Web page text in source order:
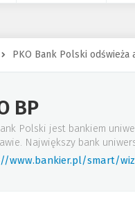
PKO Bank Polski
BP
Polski jest bankiem
Największy bank
www.bankier.pl/smart/